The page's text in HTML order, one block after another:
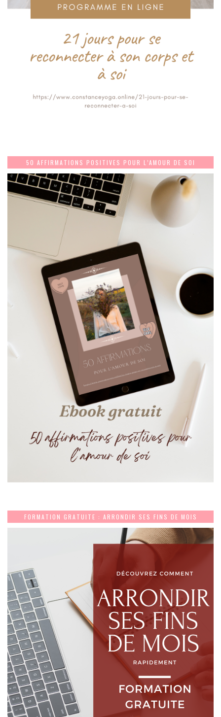
50 AFFIRMATIONS POSITIVES POUR L’AMOUR DE SOI
FORMATION GRATUITE : ARRONDIR SES FINS DE MOIS